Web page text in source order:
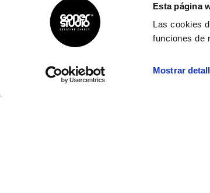
Esta página
Las cookies
funciones de
Mostrar